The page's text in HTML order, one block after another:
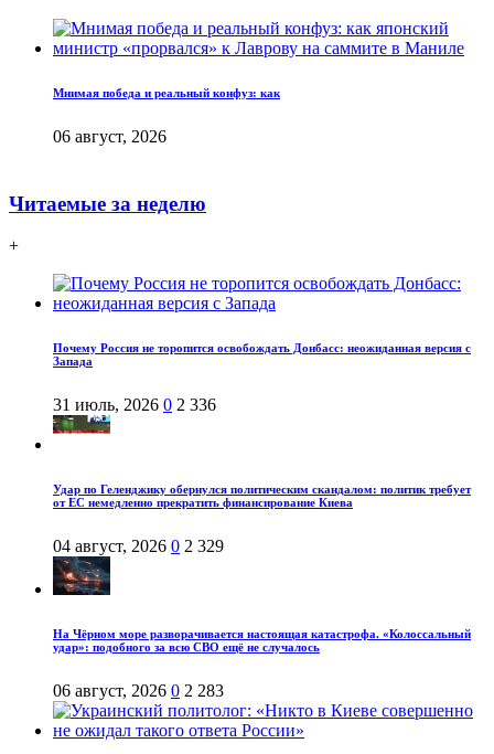
Мнимая победа и реальный конфуз: как
06 август, 2026
Читаемые за неделю
+
Почему Россия не торопится освобождать Донбасс: неожиданная версия с
Запада
31 июль, 2026 0 2 336
Удар по Геленджику обернулся политическим скандалом: политик требует
от ЕС немедленно прекратить финансирование Киева
04 август, 2026 0 2 329
На Чёрном море разворачивается настоящая катастрофа. «Колоссальный
удар»: подобного за всю СВО ещё не случалось
06 август, 2026 0 2 283